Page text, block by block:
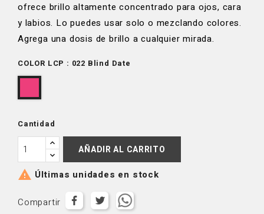
ofrece brillo altamente concentrado para ojos, cara
y labios. Lo puedes usar solo o mezclando colores.
Agrega una dosis de brillo a cualquier mirada.
COLOR LCP : 022 Blind Date
Blind
Cantidad
AÑADIR AL CARRITO
 Últimas unidades en stock
Compartir